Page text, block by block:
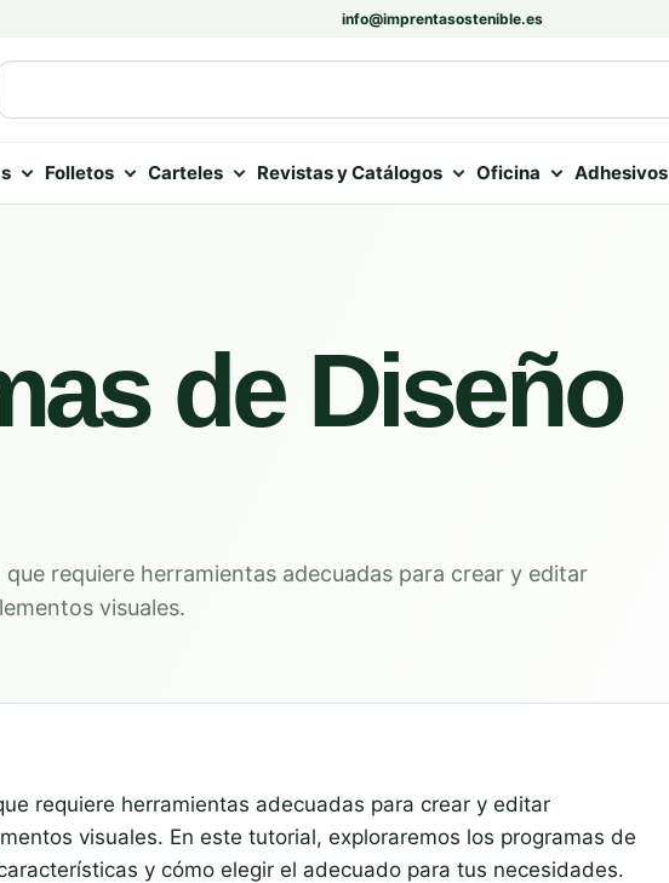
info@imprentasostenible.es
Folletos Carteles Revistas y Catálogos Oficina Adhesivos
de Diseño
requiere herramientas adecuadas para crear y editar
visuales.
requiere herramientas adecuadas para crear y editar
visuales. En este tutorial, exploraremos los programas de
y cómo elegir el adecuado para tus necesidades.